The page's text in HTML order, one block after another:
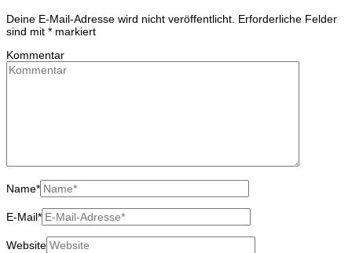
Deine E-Mail-Adresse wird nicht veröffentlicht. Erforderliche Felder
sind mit * markiert
Kommentar
Name*
E-Mail*
Website